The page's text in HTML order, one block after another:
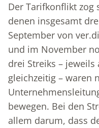
Der Tarifkonflikt zog
denen insgesamt
September von
und im November
drei Streiks – jeweils
gleichzeitig – waren
bewegen. Bei den
allem darum, dass